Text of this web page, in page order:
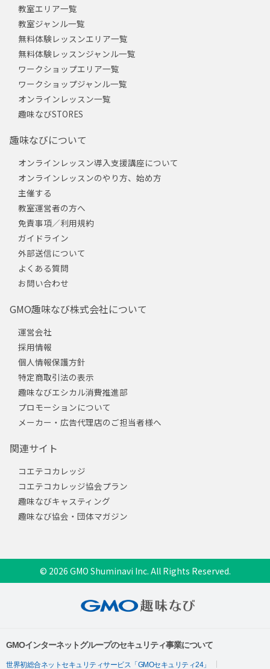
教室エリア一覧
教室ジャンル一覧
無料体験レッスンエリア一覧
無料体験レッスンジャンル一覧
ワークショップエリア一覧
ワークショップジャンル一覧
オンラインレッスン一覧
趣味なびSTORES
趣味なびについて
オンラインレッスン導入支援講座について
オンラインレッスンのやり方、始め方
主催する
教室運営者の方へ
免責事項／利用規約
ガイドライン
外部送信について
よくある質問
お問い合わせ
GMO趣味なび株式会社について
運営会社
採用情報
個人情報保護方針
特定商取引法の表示
趣味なびエシカル消費推進部
プロモーションについて
メーカー・広告代理店のご担当者様へ
関連サイト
コエテコカレッジ
コエテコカレッジ協会プラン
趣味なびキャスティング
趣味なび協会・団体マガジン
© 2026 GMO Shuminavi Inc. All Rights Reserved.